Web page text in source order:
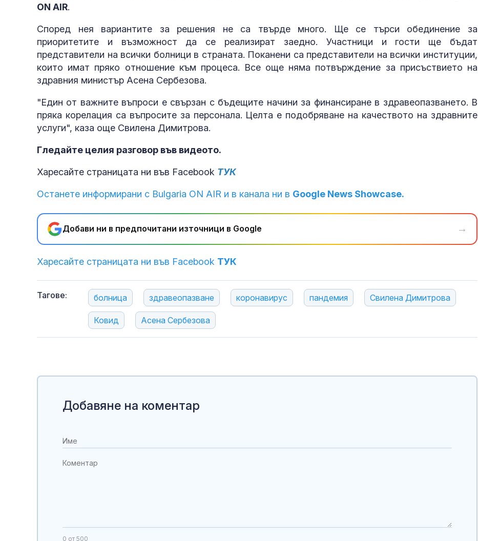
ON AIR.
Според нея вариантите за решения не са твърде много. Ще се търси обединение за
приоритетите и възможност да се реализират заедно. Участници и гости ще бъдат
представители на всички болници в страната. Поканени са представители на всички институции,
които имат пряко отношение към процеса. Все още няма потвърждение за присъствието на
здравния министър Асена Сербезова.
"Един от важните въпроси е свързан с бъдещите начини за финансиране в здравеопазването. В
пряка корелация са въпросите за персонала. Целта е подобряване на качеството на здравните
услуги", каза още Свилена Димитрова.
Гледайте целия разговор във видеото.
Харесайте страницата ни във Facebook ТУК
Останете информирани с Bulgaria ON AIR и в канала ни в Google News Showcase.
Добави ни в предпочитани източници в Google →
Харесайте страницата ни във Facebook ТУК
Тагове: болница здравеопазване коронавирус пандемия Свилена Димитрова
Ковид Асена Сербезова
Добавяне на коментар
0 от 500